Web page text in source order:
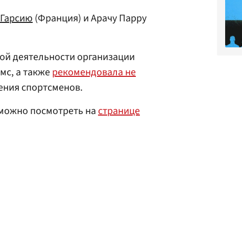
(Франция) и Арачу Парру
деятельности организации
а такжерекомендовала не
спортсменов.
посмотреть настранице